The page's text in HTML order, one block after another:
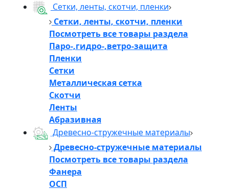
Сетки, ленты, скотчи, пленки
Сетки, ленты, скотчи, пленки
Посмотреть все товары раздела
Паро-,гидро-,ветро-защита
Пленки
Сетки
Металлическая сетка
Скотчи
Ленты
Абразивная
Древесно-стружечные материалы
Древесно-стружечные материалы
Посмотреть все товары раздела
Фанера
ОСП